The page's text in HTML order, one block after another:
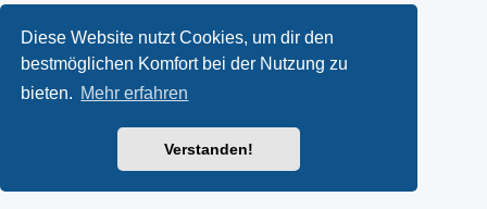
Diese Website nutzt Cookies, um dir den
bestmöglichen Komfort bei der Nutzung zu
bieten. Mehr erfahren
Verstanden!